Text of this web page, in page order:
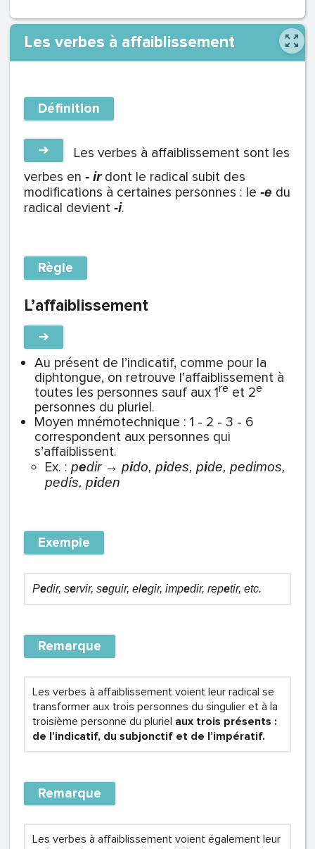
Les verbes à affaiblissement
Définition
➔
Les verbes à affaiblissement sont les
verbes en - irdont le radical subit des
modifications à certaines personnes : le -e du
radical devient -i.
Règle
L’affaiblissement
➔
Au présent de l’indicatif, comme pour la
diphtongue, on retrouve l’affaiblissement à
toutes les personnes sauf aux 1re et 2e
personnes du pluriel.
Moyen mnémotechnique : 1 - 2 - 3 - 6
correspondent aux personnes qui
s’affaiblissent.
Ex. : pedir → pido, pides, pide, pedimos,
pedís, piden
Exemple
Pedir, servir, seguir, elegir, impedir, repetir, etc.
Remarque
Les verbes à affaiblissement voient leur radical se
transformer aux trois personnes du singulier et à la
troisième personne du pluriel aux trois présents :
de l’indicatif, du subjonctif et de l’impératif.
Remarque
Les verbes à affaiblissement voient également leur